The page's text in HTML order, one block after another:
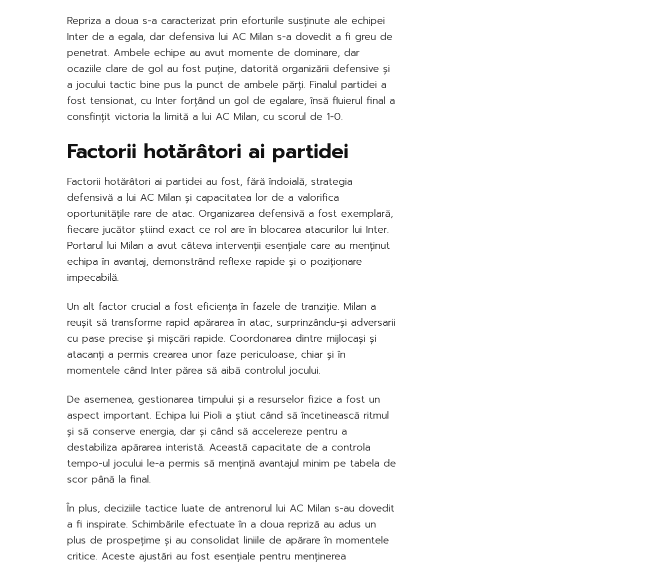
Repriza a doua s-a caracterizat prin eforturile susținute ale echipei
Inter de a egala, dar defensiva lui AC Milan s-a dovedit a fi greu de
penetrat. Ambele echipe au avut momente de dominare, dar
ocaziile clare de gol au fost puține, datorită organizării defensive și
a jocului tactic bine pus la punct de ambele părți. Finalul partidei a
fost tensionat, cu Inter forțând un gol de egalare, însă fluierul final a
consfințit victoria la limită a lui AC Milan, cu scorul de 1-0.
Factorii hotărâtori ai partidei
Factorii hotărâtori ai partidei au fost, fără îndoială, strategia
defensivă a lui AC Milan și capacitatea lor de a valorifica
oportunitățile rare de atac. Organizarea defensivă a fost exemplară,
fiecare jucător știind exact ce rol are în blocarea atacurilor lui Inter.
Portarul lui Milan a avut câteva intervenții esențiale care au menținut
echipa în avantaj, demonstrând reflexe rapide și o poziționare
impecabilă.
Un alt factor crucial a fost eficiența în fazele de tranziție. Milan a
reușit să transforme rapid apărarea în atac, surprinzându-și adversarii
cu pase precise și mișcări rapide. Coordonarea dintre mijlocași și
atacanți a permis crearea unor faze periculoase, chiar și în
momentele când Inter părea să aibă controlul jocului.
De asemenea, gestionarea timpului și a resurselor fizice a fost un
aspect important. Echipa lui Pioli a știut când să încetinească ritmul
și să conserve energia, dar și când să accelereze pentru a
destabiliza apărarea interistă. Această capacitate de a controla
tempo-ul jocului le-a permis să mențină avantajul minim pe tabela de
scor până la final.
În plus, deciziile tactice luate de antrenorul lui AC Milan s-au dovedit
a fi inspirate. Schimbările efectuate în a doua repriză au adus un
plus de prospețime și au consolidat liniile de apărare în momentele
critice. Aceste ajustări au fost esențiale pentru menținerea